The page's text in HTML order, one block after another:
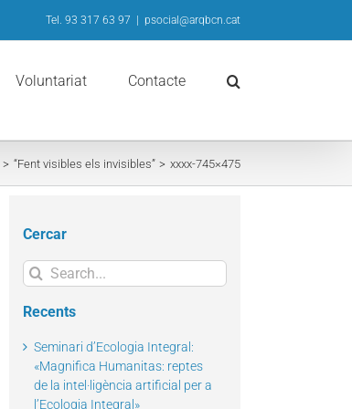
Tel. 93 317 63 97 psocial@arqbcn.cat
Voluntariat Contacte
“Fent visibles els invisibles” xxxx-745×475
Cercar
Search
for:
Recents
Seminari d’Ecologia Integral:
«Magnifica Humanitas: reptes
de la intel·ligència artificial per a
l’Ecologia Integral»